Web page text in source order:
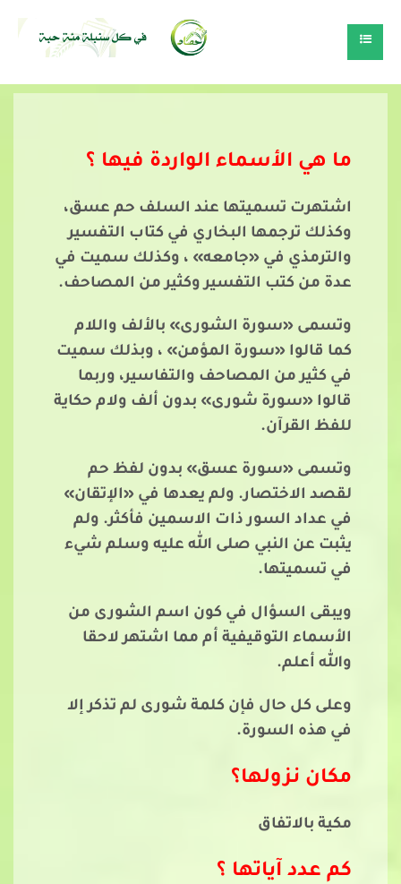
ما هي الأسماء الواردة فيها ؟
اشتهرت تسميتها عند السلف حم عسق،
وكذلك ترجمها البخاري في كتاب التفسير
والترمذي في «جامعه» ، وكذلك سميت في
عدة من كتب التفسير وكثير من المصاحف.
وتسمى «سورة الشورى» بالألف واللام
كما قالوا «سورة المؤمن» ، وبذلك سميت
في كثير من المصاحف والتفاسير، وربما
قالوا «سورة شورى» بدون ألف ولام حكاية
للفظ القرآن.
وتسمى «سورة عسق» بدون لفظ حم
لقصد الاختصار. ولم يعدها في «الإتقان»
في عداد السور ذات الاسمين فأكثر. ولم
يثبت عن النبي صلى الله عليه وسلم شيء
في تسميتها.
ويبقى السؤال في كون اسم الشورى من
الأسماء التوقيفية أم مما اشتهر لاحقا
والله أعلم.
وعلى كل حال فإن كلمة شورى لم تذكر إلا
في هذه السورة.
مكان نزولها؟
مكية بالاتفاق
كم عدد آياتها ؟